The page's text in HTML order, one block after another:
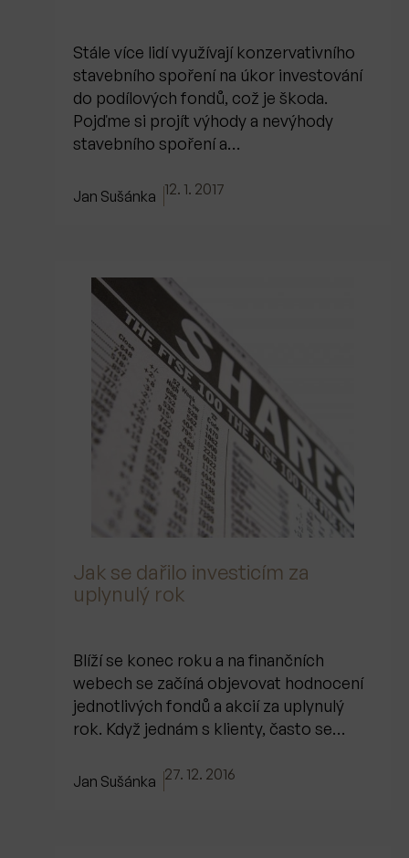
Stále více lidí využívají konzervativního
stavebního spoření na úkor investování
do podílových fondů, což je škoda.
Pojďme si projít výhody a nevýhody
stavebního spoření a…
Jan Sušánka 12. 1. 2017
Jak se dařilo investicím za
uplynulý rok
Blíží se konec roku a na finančních
webech se začíná objevovat hodnocení
jednotlivých fondů a akcií za uplynulý
rok. Když jednám s klienty, často se…
Jan Sušánka 27. 12. 2016